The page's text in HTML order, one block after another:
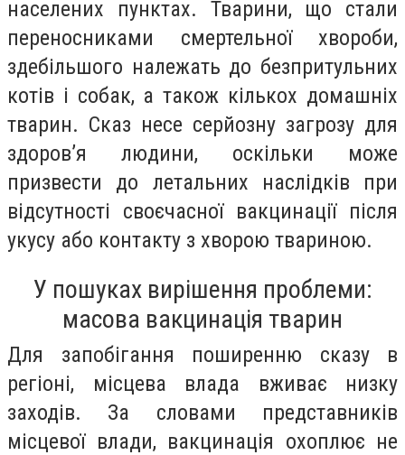
населених пунктах. Тварини, що стали
переносниками смертельної хвороби,
здебільшого належать до безпритульних
котів і собак, а також кількох домашніх
тварин. Сказ несе серйозну загрозу для
здоров’я людини, оскільки може
призвести до летальних наслідків при
відсутності своєчасної вакцинації після
укусу або контакту з хворою твариною.
У пошуках вирішення проблеми:
масова вакцинація тварин
Для запобігання поширенню сказу в
регіоні, місцева влада вживає низку
заходів. За словами представників
місцевої влади, вакцинація охоплює не